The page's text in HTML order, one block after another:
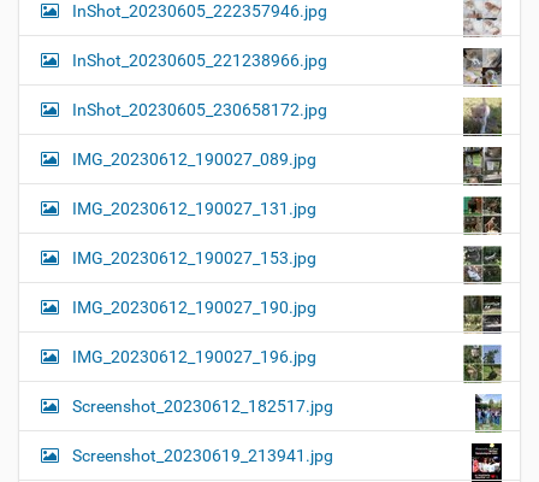
InShot_20230605_222357946.jpg
InShot_20230605_221238966.jpg
InShot_20230605_230658172.jpg
IMG_20230612_190027_089.jpg
IMG_20230612_190027_131.jpg
IMG_20230612_190027_153.jpg
IMG_20230612_190027_190.jpg
IMG_20230612_190027_196.jpg
Screenshot_20230612_182517.jpg
Screenshot_20230619_213941.jpg